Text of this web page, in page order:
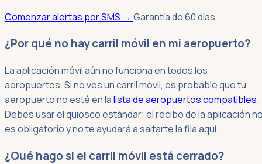
Comenzar alertas por SMS → Garantía de 60 días
¿Por qué no hay carril móvil en mi aeropuerto?
La aplicación móvil aún no funciona en todos los
aeropuertos. Si no ves un carril móvil, es probable que tu
aeropuerto no esté en lalista de aeropuertos compatibles.
Debes usar el quiosco estándar; el recibo de la aplicación
es obligatorio y no te ayudará a saltarte la fila aquí.
¿Qué hago si el carril móvil está cerrado?